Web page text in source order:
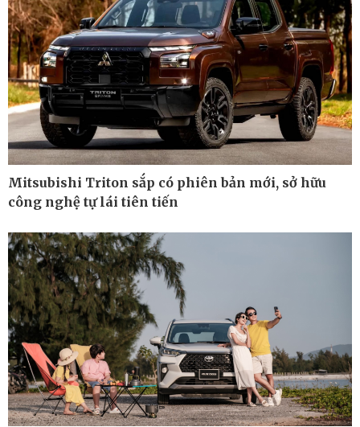
Ô tô
Xe máy
Tư vấn
Mitsubishi Triton sắp có phiên bản mới, sở hữu
công nghệ tự lái tiên tiến